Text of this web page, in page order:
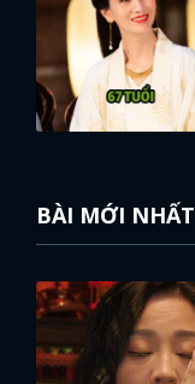
BÀI MỚI NHẤT